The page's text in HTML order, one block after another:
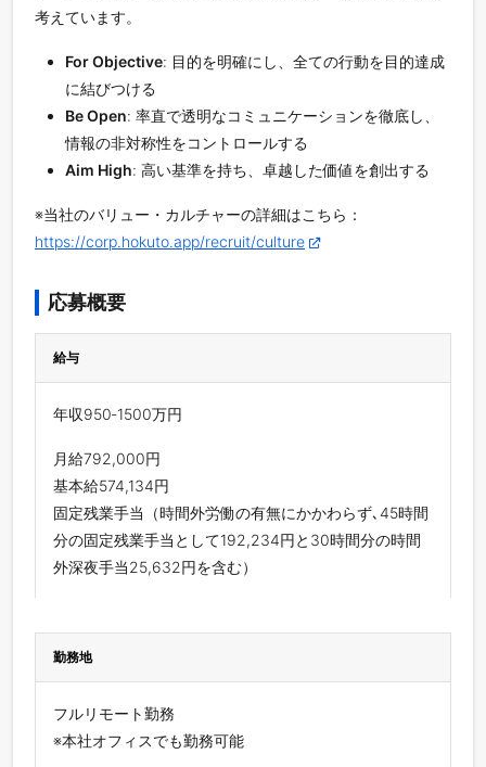
考えています。
For Objective: 目的を明確にし、全ての行動を目的達成
に結びつける
Be Open: 率直で透明なコミュニケーションを徹底し、
情報の非対称性をコントロールする
Aim High: 高い基準を持ち、卓越した価値を創出する
※当社のバリュー・カルチャーの詳細はこちら：
https://corp.hokuto.app/recruit/culture
応募概要
給与
年収950‐1500万円
月給792,000円
基本給574,134円
固定残業手当（時間外労働の有無にかかわらず､45時間
分の固定残業手当として192,234円と30時間分の時間
外深夜手当25,632円を含む）
勤務地
フルリモート勤務
※本社オフィスでも勤務可能